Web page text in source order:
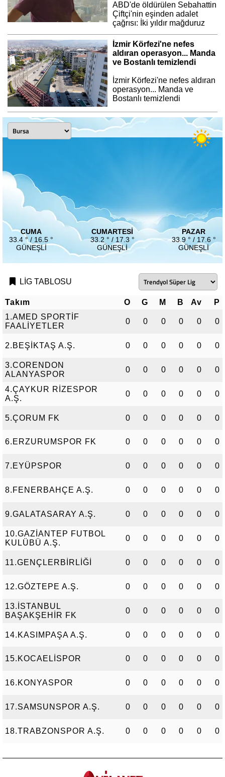
ABD'de öldürülen Sebahattin
Çiftçi'nin eşinden adalet
çağrısı: İki yıldır mağduruz
İzmir Körfezi'ne nefes
aldıran operasyon... Manda
ve Bostanlı temizlendi
İzmir Körfezi'ne nefes aldıran
operasyon... Manda ve
Bostanlı temizlendi
CUMA
33.4 ° / 16.5 °
GÜNEŞLI
CUMARTESI
33.2 ° / 17.3 °
GÜNEŞLI
PAZAR
33.9 ° / 17.6 °
GÜNEŞLI
LİG TABLOSU
Takım O G M B Av
P
1.AMED SPORTİF
FAALİYETLER
0 0 0 0 0 0
2.BEŞİKTAŞ A.Ş. 0 0 0 0 0 0
3.CORENDON
ALANYASPOR
0 0 0 0 0 0
4.ÇAYKUR RİZESPOR
A.Ş.
0 0 0 0 0 0
5.ÇORUM FK 0 0 0 0 0 0
6.ERZURUMSPOR FK 0 0 0 0 0 0
7.EYÜPSPOR 0 0 0 0 0 0
8.FENERBAHÇE A.Ş. 0 0 0 0 0 0
9.GALATASARAY A.Ş. 0 0 0 0 0 0
10.GAZİANTEP FUTBOL
KULÜBÜ A.Ş.
0 0 0 0 0 0
11.GENÇLERBİRLİĞİ 0 0 0 0 0 0
12.GÖZTEPE A.Ş. 0 0 0 0 0 0
13.İSTANBUL
BAŞAKŞEHİR FK
0 0 0 0 0 0
14.KASIMPAŞA A.Ş. 0 0 0 0 0 0
15.KOCAELİSPOR 0 0 0 0 0 0
16.KONYASPOR 0 0 0 0 0 0
17.SAMSUNSPOR A.Ş. 0 0 0 0 0 0
18.TRABZONSPOR A.Ş. 0 0 0 0 0 0